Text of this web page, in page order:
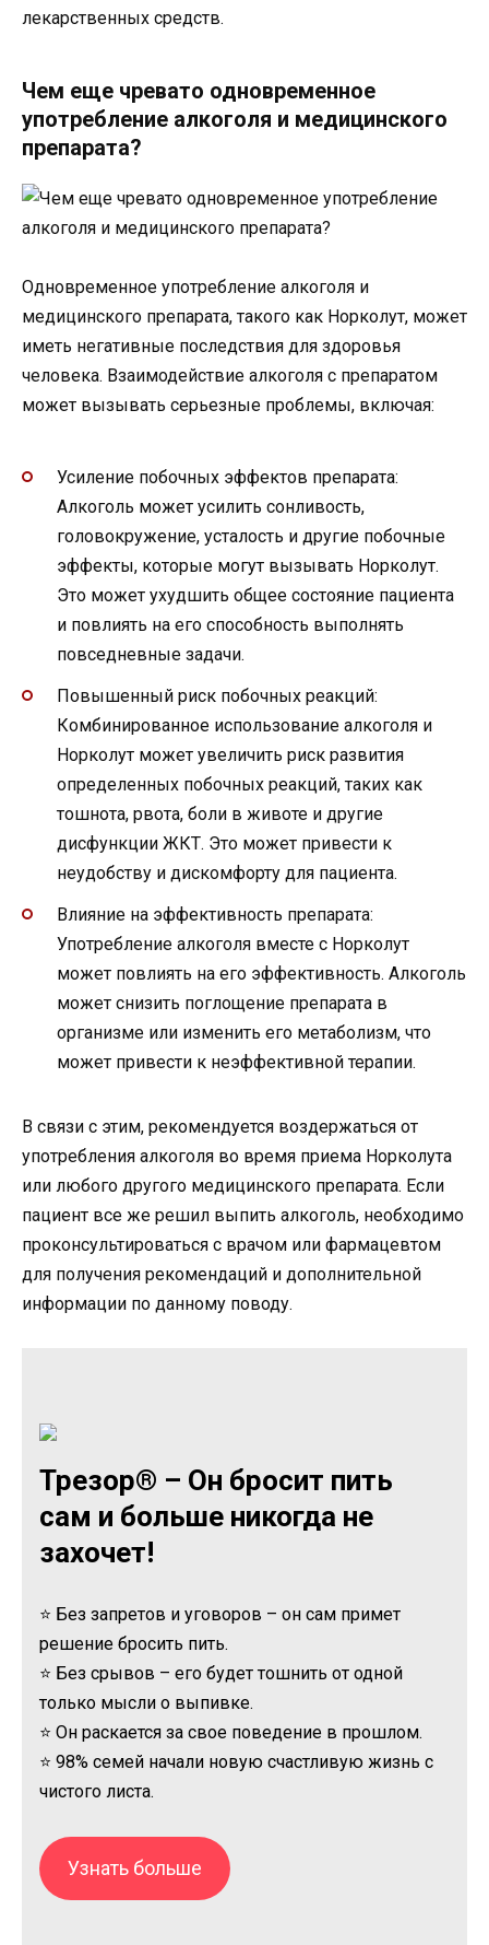
лекарственных средств.
Чем еще чревато одновременное
употребление алкоголя и медицинского
препарата?
Одновременное употребление алкоголя и
медицинского препарата, такого как Норколут, может
иметь негативные последствия для здоровья
человека. Взаимодействие алкоголя с препаратом
может вызывать серьезные проблемы, включая:
Усиление побочных эффектов препарата:
Алкоголь может усилить сонливость,
головокружение, усталость и другие побочные
эффекты, которые могут вызывать Норколут.
Это может ухудшить общее состояние пациента
и повлиять на его способность выполнять
повседневные задачи.
Повышенный риск побочных реакций:
Комбинированное использование алкоголя и
Норколут может увеличить риск развития
определенных побочных реакций, таких как
тошнота, рвота, боли в животе и другие
дисфункции ЖКТ. Это может привести к
неудобству и дискомфорту для пациента.
Влияние на эффективность препарата:
Употребление алкоголя вместе с Норколут
может повлиять на его эффективность. Алкоголь
может снизить поглощение препарата в
организме или изменить его метаболизм, что
может привести к неэффективной терапии.
В связи с этим, рекомендуется воздержаться от
употребления алкоголя во время приема Норколута
или любого другого медицинского препарата. Если
пациент все же решил выпить алкоголь, необходимо
проконсультироваться с врачом или фармацевтом
для получения рекомендаций и дополнительной
информации по данному поводу.
Трезор® – Он бросит пить
сам и больше никогда не
захочет!
⭐ Без запретов и уговоров – он сам примет
решение бросить пить.
⭐ Без срывов – его будет тошнить от одной
только мысли о выпивке.
⭐ Он раскается за свое поведение в прошлом.
⭐ 98% семей начали новую счастливую жизнь с
чистого листа.
Узнать больше